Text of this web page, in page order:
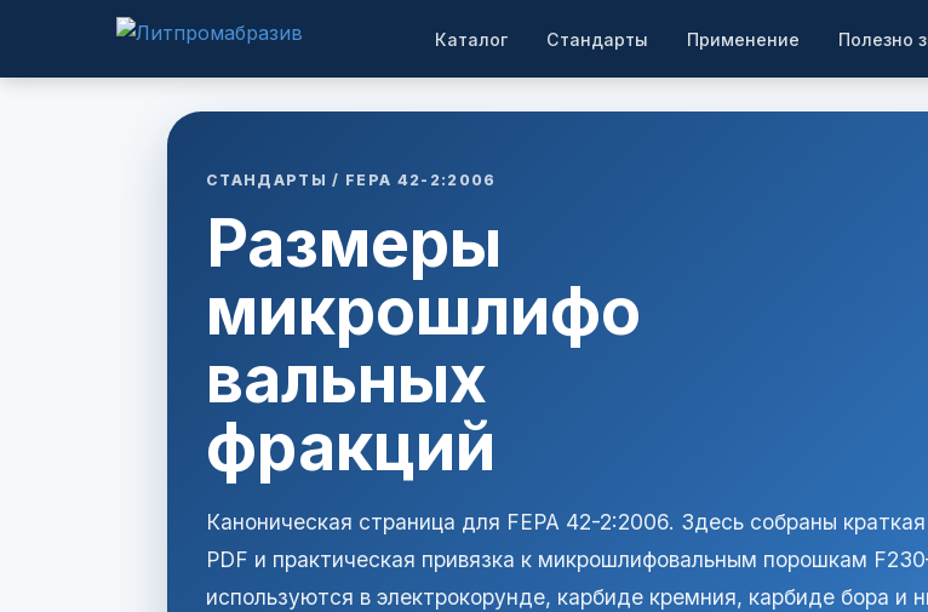
Каталог Стандарты Применение Полезно
СТАНДАРТЫ / FEPA 42-2:2006
Размеры
микрошлифо
вальных
фракций
Каноническая страница для FEPA 42-2:2006. Здесь собраны
PDF и практическая привязка к микрошлифовальным порошкам
используются в электрокорунде, карбиде кремния, карбиде бора и